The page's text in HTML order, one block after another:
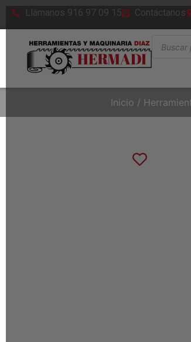
Llámanos 916 97 09 15 Contáctanos
Inicio /